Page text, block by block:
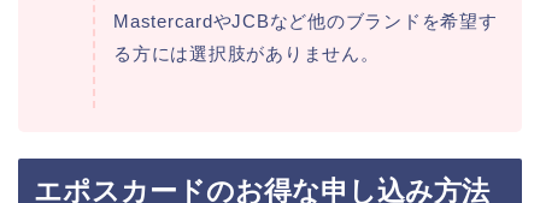
MastercardやJCBなど他のブランドを希望す
る方には選択肢がありません。
エポスカードのお得な申し込み方法